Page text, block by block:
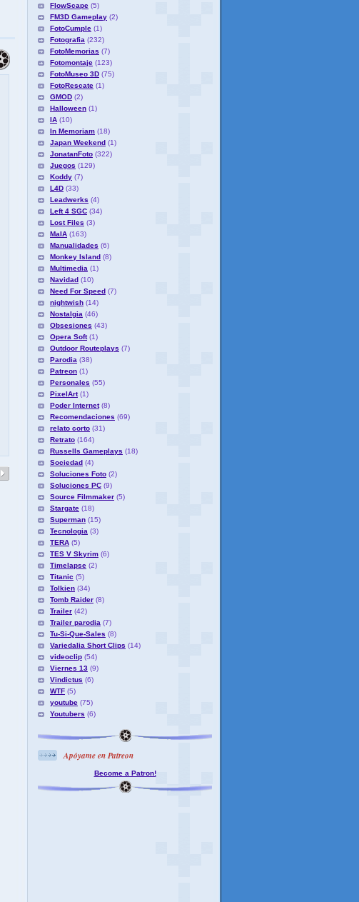
FlowScape (5)
FM3D Gameplay (2)
FotoCumple (1)
Fotografia (232)
FotoMemorias (7)
Fotomontaje (123)
FotoMuseo 3D (75)
FotoRescate (1)
GMOD (2)
Halloween (1)
IA (10)
In Memoriam (18)
Japan Weekend (1)
JonatanFoto (322)
Juegos (129)
Koddy (7)
L4D (33)
Leadwerks (4)
Left 4 SGC (34)
Lost Files (3)
MaIA (163)
Manualidades (6)
Monkey Island (8)
Multimedia (1)
Navidad (10)
Need For Speed (7)
nightwish (14)
Nostalgia (46)
Obsesiones (43)
Opera Soft (1)
Outdoor Routeplays (7)
Parodia (38)
Patreon (1)
Personales (55)
PixelArt (1)
Poder Internet (8)
Recomendaciones (69)
relato corto (31)
Retrato (164)
Russells Gameplays (18)
Sociedad (4)
Soluciones Foto (2)
Soluciones PC (9)
Source Filmmaker (5)
Stargate (18)
Superman (15)
Tecnologia (3)
TERA (5)
TES V Skyrim (6)
Timelapse (2)
Titanic (5)
Tolkien (34)
Tomb Raider (8)
Trailer (42)
Trailer parodia (7)
Tu-Si-Que-Sales (8)
Variedalia Short Clips (14)
videoclip (54)
Viernes 13 (9)
Vindictus (6)
WTF (5)
youtube (75)
Youtubers (6)
Apóyame en Patreon
Become a Patron!